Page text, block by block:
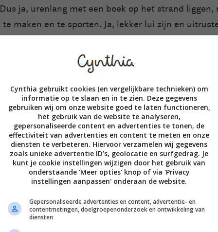
ja, urenlang met een boek op het strand liggen,
maken en te sporten. Ja, lekker lui zijn en
indrukken opdoen.
wat zeg ik, wekenlang achter elkaar
series kijken… Maar ik geniet er ook enorm van
nieuwe natuurgebieden te wandelen, stadjes te
is een mix van deze dingen.
naar Japan en deze reis staat nog steeds
is dat nog maar weer afwachten) en ook
reizen, niet elke dag de hele dag nieuwe prikkels,
en uitrusten. Dat is voor mij echt
Cynthia gebruikt cookies (en vergelijkbare technieken) om
informatie op te slaan en in te zien. Deze gegevens
gebruiken wij om onze website goed te laten functioneren,
het gebruik van de website te analyseren,
gepersonaliseerde content en advertenties te tonen, de
effectiviteit van advertenties en content te meten en onze
diensten te verbeteren. Hiervoor verzamelen wij gegevens
zoals unieke advertentie ID’s, geolocatie en surfgedrag. Je
kunt je cookie instellingen wijzigen door het gebruik van
onderstaande 'Meer opties' knop of via 'Privacy
instellingen aanpassen' onderaan de website.
Gepersonaliseerde advertenties en content, advertentie- en
contentmetingen, doelgroepenonderzoek en ontwikkeling van
diensten